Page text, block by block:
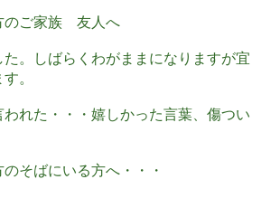
のご家族 友人へ
。しばらくわがままになりますが宜
。
れた・・・嬉しかった言葉、傷つい
そばにいる方へ・・・